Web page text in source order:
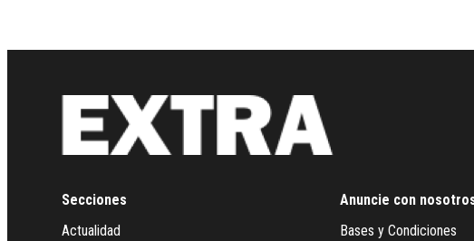
Secciones
Actualidad
Anuncie con
Bases y Condiciones